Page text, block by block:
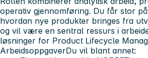
operativ gjennomføring. Du får stor
hvordan nye produkter bringes fra
og vil være en sentral ressurs i
løsninger for Product Lifecycle
ArbeidsoppgaverDu vil blant annet: